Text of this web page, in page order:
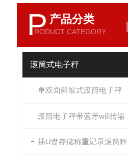
P 产品分类
RODUCT CATEGORY
滚筒式电子秤
单双面斜坡式滚筒电子秤
滚筒电子秤带蓝牙wifi传输
插U盘存储称重记录滚筒秤